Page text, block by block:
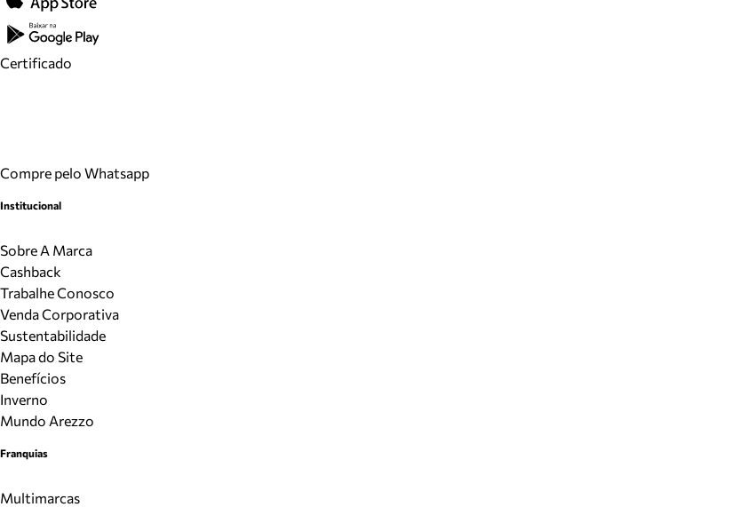
Certificado
Compre pelo Whatsapp
Institucional
Sobre A Marca
Cashback
Trabalhe Conosco
Venda Corporativa
Sustentabilidade
Mapa do Site
Benefícios
Inverno
Mundo Arezzo
Franquias
Multimarcas